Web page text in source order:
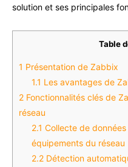
solution et ses principales
Table
1 Présentation de Zabbix
1.1 Les avantages de
2 Fonctionnalités clés de
réseau
2.1 Collecte de
équipements du réseau
2.2 Détection